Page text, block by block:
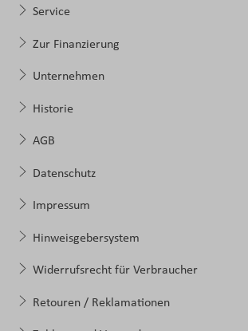
Service
Zur Finanzierung
Unternehmen
Historie
AGB
Datenschutz
Impressum
Hinweisgebersystem
Widerrufsrecht für Verbraucher
Retouren / Reklamationen